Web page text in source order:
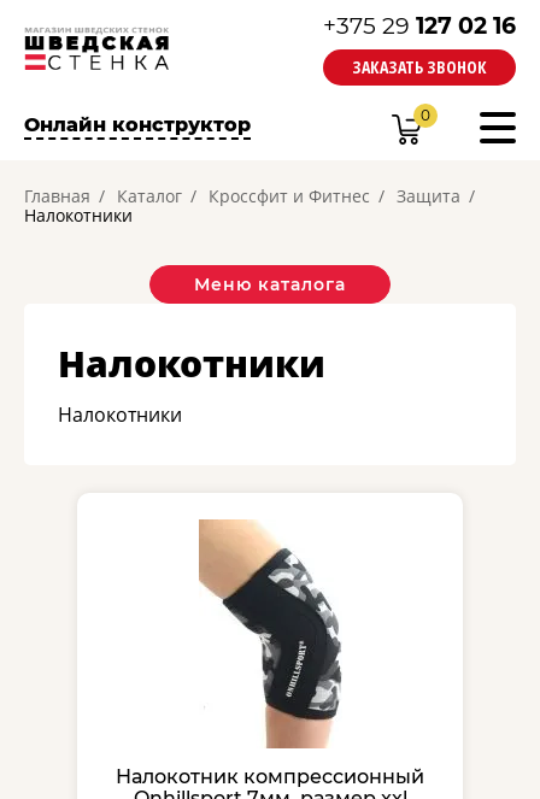
+375 29 127 02 16
ЗАКАЗАТЬ ЗВОНОК
Онлайн конструктор 0
Главная Каталог Кроссфит и Фитнес
Защита
Налокотники
Меню каталога
Налокотники
Налокотники
Налокотник компрессионный